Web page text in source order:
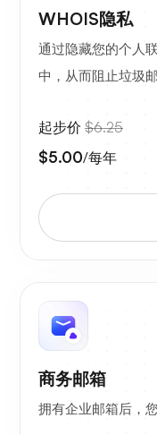
WHOIS隐私
通过隐藏您的个人
中，从而阻止垃圾
起步价 $6.25
$5.00/每年
商务邮箱
拥有企业邮箱后，